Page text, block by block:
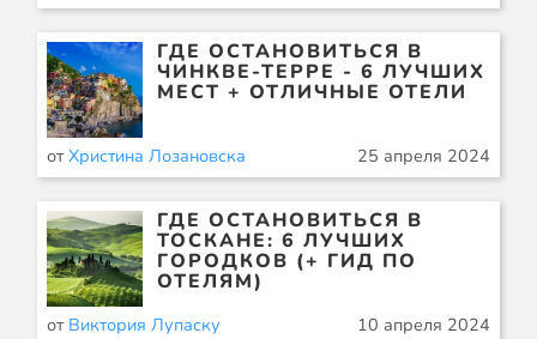
ГДЕ ОСТАНОВИТЬСЯ В
ЧИНКВЕ-ТЕРРЕ - 6 ЛУЧШИХ
МЕСТ + ОТЛИЧНЫЕ ОТЕЛИ
отХристина Лозановска 25 апреля 2024
ГДЕ ОСТАНОВИТЬСЯ В
ТОСКАНЕ: 6 ЛУЧШИХ
ГОРОДКОВ (+ ГИД ПО
ОТЕЛЯМ)
от Виктория Лупаску 10 апреля 2024